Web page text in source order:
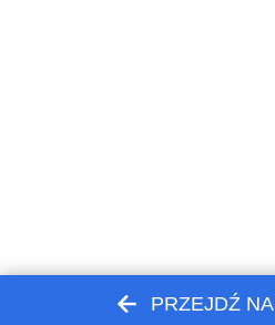
PRZEJDŹ NA